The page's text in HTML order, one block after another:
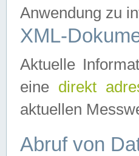
Anwendung zu
XML-
Aktuelle
eine direkt
aktuellen
Abruf von